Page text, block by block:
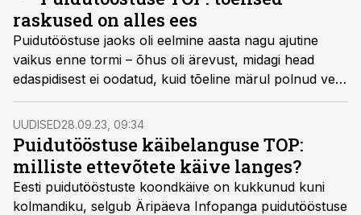
raskused on alles ees
Puidutööstuse jaoks oli eelmine aasta nagu ajutine
vaikus enne tormi – õhus oli ärevust, midagi head
edaspidisest ei oodatud, kuid tõeline märul polnud veel
alanud.
UUDISED28.09.23, 09:34
Puidutööstuse käibelanguse TOP:
milliste ettevõtete käive langes?
Eesti puidutööstuste koondkäive on kukkunud kuni
kolmandiku, selgub Äripäeva Infopanga puidutööstuse